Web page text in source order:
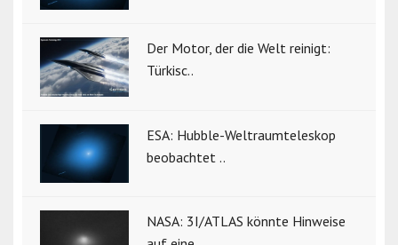
Der Motor, der die Welt reinigt:
Türkisc..
ESA: Hubble-Weltraumteleskop
beobachtet ..
NASA: 3I/ATLAS könnte Hinweise